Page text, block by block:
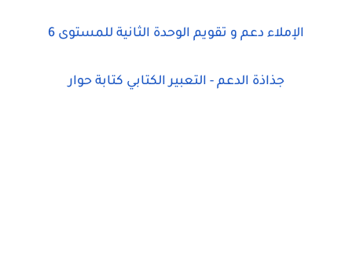
الإملاء دعم و تقويم الوحدة الثانية للمستوى 6
جذاذة الدعم - التعبير الكتابي كتابة حوار